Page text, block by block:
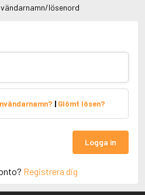
lösenord
| Glömt lösen?
Logga in
Registrera dig